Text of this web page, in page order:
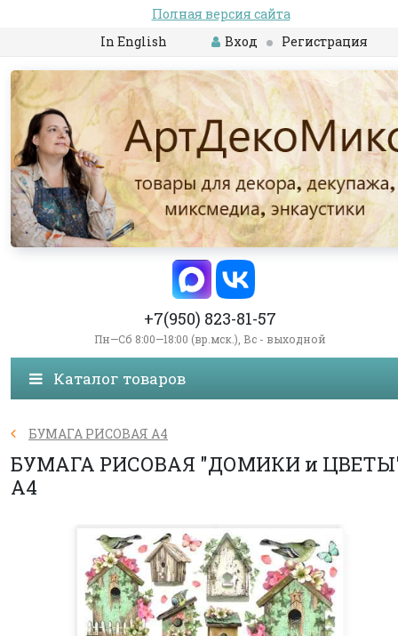
Полная версия сайта
In English
Вход Регистрация
+7(950) 823-81-57
Пн—Сб 8:00—18:00 (вр.мск.), Вс - выходной
Каталог товаров
БУМАГА РИСОВАЯ А4
БУМАГА РИСОВАЯ "ДОМИКИ и
А4